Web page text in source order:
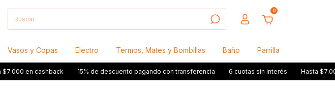
0
Vasos y Copas Electro Termos, Mates y Bombillas Baño Parrilla
cashback 15% de descuento pagando con transferencia 6 cuotas sin interés Hasta $7.000 en